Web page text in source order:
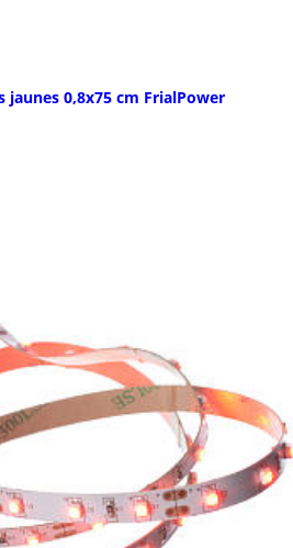
jaunes 0,8x75 cm FrialPower